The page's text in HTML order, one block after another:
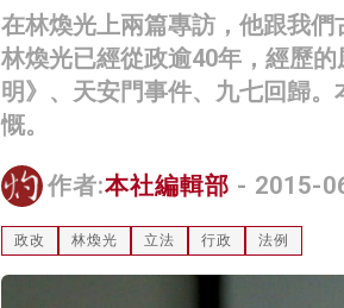
在林煥光上兩篇專訪，他跟我們
林煥光已經從政逾40年，經歷
明》、天安門事件、九七回歸
慨。
作者:本社編輯部 - 2015-
政改 林煥光 立法 行政 法例